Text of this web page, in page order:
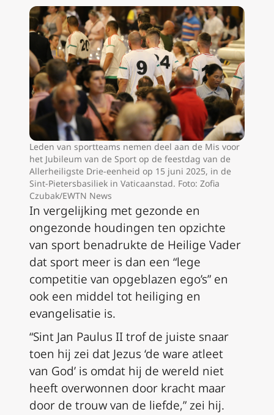
Leden van sportteams nemen deel aan de Mis voor
het Jubileum van de Sport op de feestdag van de
Allerheiligste Drie-eenheid op 15 juni 2025, in de
Sint-Pietersbasiliek in Vaticaanstad. Foto: Zofia
Czubak/EWTN News
In vergelijking met gezonde en
ongezonde houdingen ten opzichte
van sport benadrukte de Heilige Vader
dat sport meer is dan een “lege
competitie van opgeblazen ego’s” en
ook een middel tot heiliging en
evangelisatie is.
“Sint Jan Paulus II trof de juiste snaar
toen hij zei dat Jezus ‘de ware atleet
van God’ is omdat hij de wereld niet
heeft overwonnen door kracht maar
door de trouw van de liefde,” zei hij.